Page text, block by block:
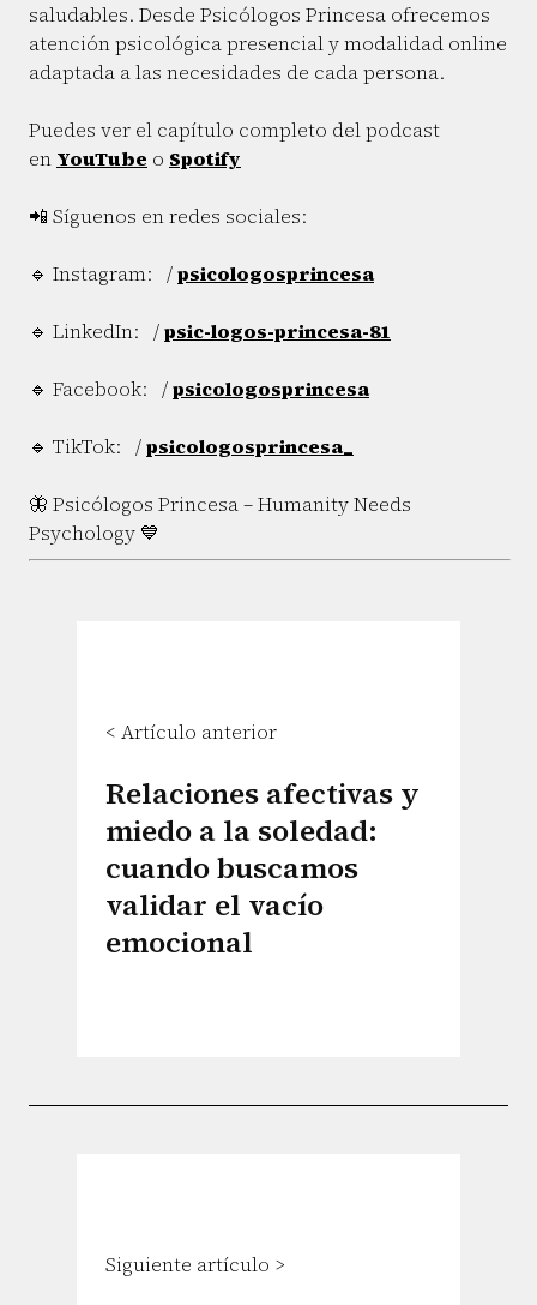
saludables. Desde Psicólogos Princesa ofrecemos
atención psicológica presencial y modalidad online
adaptada a las necesidades de cada persona.
Puedes ver el capítulo completo del podcast
en YouTube o Spotify
📲 Síguenos en redes sociales:
🔹 Instagram: /psicologosprincesa
🔹 LinkedIn: /psic-logos-princesa-81
🔹 Facebook: /psicologosprincesa
🔹 TikTok: /psicologosprincesa_
🦋 Psicólogos Princesa – Humanity Needs
Psychology 💙
< Artículo anterior
Relaciones afectivas y
miedo a la soledad:
cuando buscamos
validar el vacío
emocional
Siguiente artículo >